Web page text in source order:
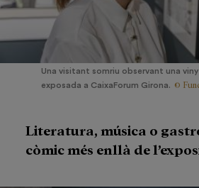
Una visitant somriu observant una
exposada a CaixaForum Girona. ©
Literatura, música o
còmic més enllà de